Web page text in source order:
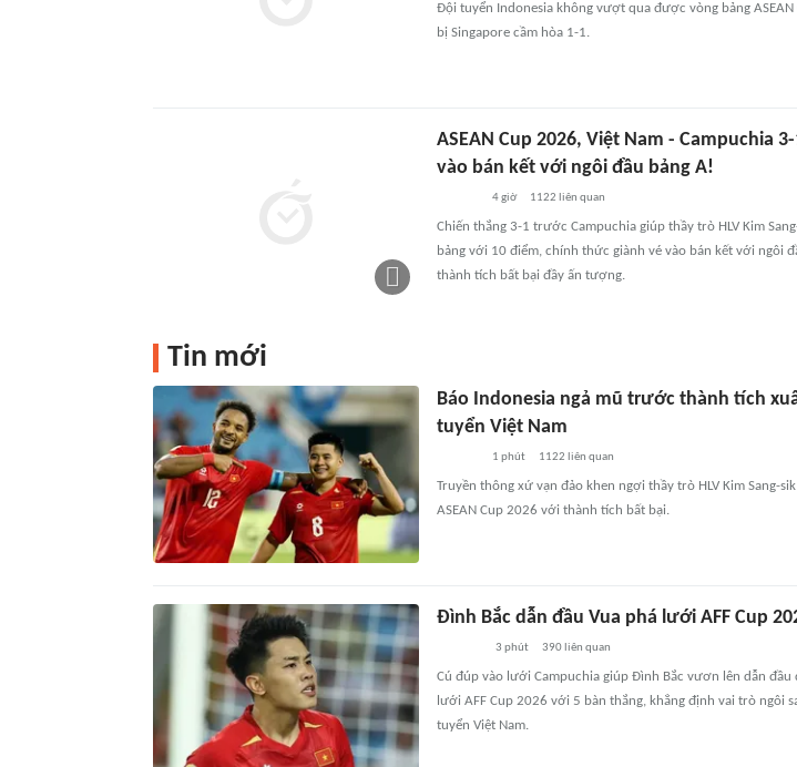
Đội tuyển Indonesia không vượt qua được vòng bảng ASEAN
bị Singapore cầm hòa 1-1.
ASEAN Cup 2026, Việt Nam - Campuchia
vào bán kết với ngôi đầu bảng A!
4 giờ 1122 liên quan
Chiến thắng 3-1 trước Campuchia giúp thầy trò HLV Kim
bảng với 10 điểm, chính thức giành vé vào bán kết với ngôi
thành tích bất bại đầy ấn tượng.
Tin mới
Báo Indonesia ngả mũ trước thành tích
tuyển Việt Nam
1 phút 1122 liên quan
Truyền thông xứ vạn đảo khen ngợi thầy trò HLV Kim Sang-
ASEAN Cup 2026 với thành tích bất bại.
Đình Bắc dẫn đầu Vua phá lưới AFF Cup
3 phút 390liên quan
Cú đúp vào lưới Campuchia giúp Đình Bắc vươn lên dẫn đầu
lưới AFF Cup 2026 với 5 bàn thắng, khẳng định vai trò ngôi
tuyển Việt Nam.